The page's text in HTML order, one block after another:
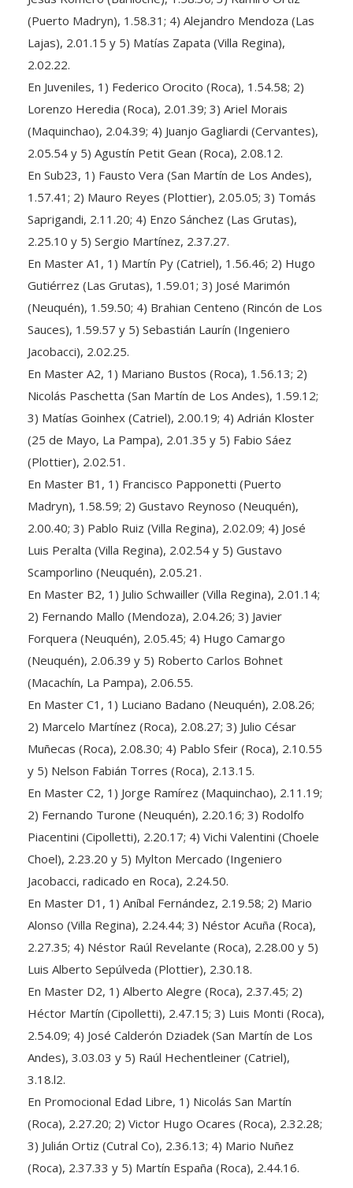
(Puerto Madryn), 1.58.31; 4) Alejandro Mendoza (Las
Lajas), 2.01.15 y 5) Matías Zapata (Villa Regina),
2.02.22.
En Juveniles, 1) Federico Orocito (Roca), 1.54.58; 2)
Lorenzo Heredia (Roca), 2.01.39; 3) Ariel Morais
(Maquinchao), 2.04.39; 4) Juanjo Gagliardi (Cervantes),
2.05.54 y 5) Agustín Petit Gean (Roca), 2.08.12.
En Sub23, 1) Fausto Vera (San Martín de Los Andes),
1.57.41; 2) Mauro Reyes (Plottier), 2.05.05; 3) Tomás
Saprigandi, 2.11.20; 4) Enzo Sánchez (Las Grutas),
2.25.10 y 5) Sergio Martínez, 2.37.27.
En Master A1, 1) Martín Py (Catriel), 1.56.46; 2) Hugo
Gutiérrez (Las Grutas), 1.59.01; 3) José Marimón
(Neuquén), 1.59.50; 4) Brahian Centeno (Rincón de Los
Sauces), 1.59.57 y 5) Sebastián Laurín (Ingeniero
Jacobacci), 2.02.25.
En Master A2, 1) Mariano Bustos (Roca), 1.56.13; 2)
Nicolás Paschetta (San Martín de Los Andes), 1.59.12;
3) Matías Goinhex (Catriel), 2.00.19; 4) Adrián Kloster
(25 de Mayo, La Pampa), 2.01.35 y 5) Fabio Sáez
(Plottier), 2.02.51.
En Master B1, 1) Francisco Papponetti (Puerto
Madryn), 1.58.59; 2) Gustavo Reynoso (Neuquén),
2.00.40; 3) Pablo Ruiz (Villa Regina), 2.02.09; 4) José
Luis Peralta (Villa Regina), 2.02.54 y 5) Gustavo
Scamporlino (Neuquén), 2.05.21.
En Master B2, 1) Julio Schwailler (Villa Regina), 2.01.14;
2) Fernando Mallo (Mendoza), 2.04.26; 3) Javier
Forquera (Neuquén), 2.05.45; 4) Hugo Camargo
(Neuquén), 2.06.39 y 5) Roberto Carlos Bohnet
(Macachín, La Pampa), 2.06.55.
En Master C1, 1) Luciano Badano (Neuquén), 2.08.26;
2) Marcelo Martínez (Roca), 2.08.27; 3) Julio César
Muñecas (Roca), 2.08.30; 4) Pablo Sfeir (Roca), 2.10.55
y 5) Nelson Fabián Torres (Roca), 2.13.15.
En Master C2, 1) Jorge Ramírez (Maquinchao), 2.11.19;
2) Fernando Turone (Neuquén), 2.20.16; 3) Rodolfo
Piacentini (Cipolletti), 2.20.17; 4) Vichi Valentini (Choele
Choel), 2.23.20 y 5) Mylton Mercado (Ingeniero
Jacobacci, radicado en Roca), 2.24.50.
En Master D1, 1) Aníbal Fernández, 2.19.58; 2) Mario
Alonso (Villa Regina), 2.24.44; 3) Néstor Acuña (Roca),
2.27.35; 4) Néstor Raúl Revelante (Roca), 2.28.00 y 5)
Luis Alberto Sepúlveda (Plottier), 2.30.18.
En Master D2, 1) Alberto Alegre (Roca), 2.37.45; 2)
Héctor Martín (Cipolletti), 2.47.15; 3) Luis Monti (Roca),
2.54.09; 4) José Calderón Dziadek (San Martín de Los
Andes), 3.03.03 y 5) Raúl Hechentleiner (Catriel),
3.18.l2.
En Promocional Edad Libre, 1) Nicolás San Martín
(Roca), 2.27.20; 2) Victor Hugo Ocares (Roca), 2.32.28;
3) Julián Ortiz (Cutral Co), 2.36.13; 4) Mario Nuñez
(Roca), 2.37.33 y 5) Martín España (Roca), 2.44.16.